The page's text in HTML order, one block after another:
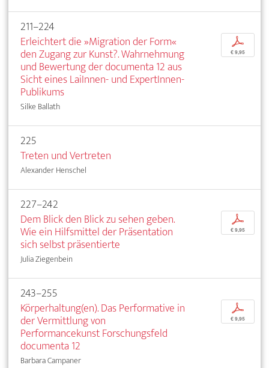
211–224
Erleichtert die »Migration der Form«
den Zugang zur Kunst?. Wahrnehmung
und Bewertung der documenta 12 aus
Sicht eines LaiInnen- und ExpertInnen-
Publikums
Silke Ballath
p
€ 9,95
225
Treten und Vertreten
Alexander Henschel
227–242
Dem Blick den Blick zu sehen geben.
Wie ein Hilfsmittel der Präsentation
sich selbst präsentierte
Julia Ziegenbein
p
€ 9,95
243–255
Körperhaltung(en). Das Performative in
der Vermittlung von
Performancekunst Forschungsfeld
documenta 12
Barbara Campaner
p
€ 9,95